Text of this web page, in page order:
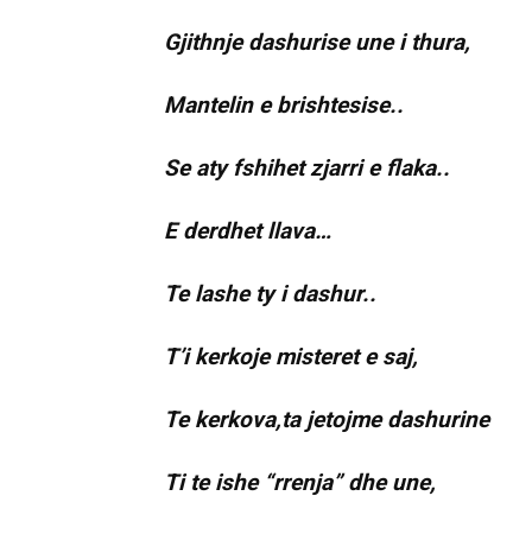
Gjithnje dashurise une i thura,
Mantelin e brishtesise..
Se aty fshihet zjarri e flaka..
E derdhet llava…
Te lashe ty i dashur..
T’i kerkoje misteret e saj,
Te kerkova,ta jetojme dashurine
Ti te ishe “rrenja” dhe une,